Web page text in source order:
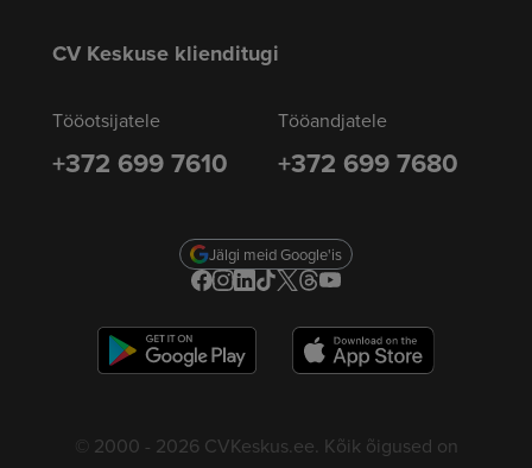
CV Keskuse klienditugi
Tööotsijatele
+372 699 7610
Tööandjatele
+372 699 7680
Jälgi meid Google'is
© 2000 - 2026 CVKeskus.ee. Kõik õigused on